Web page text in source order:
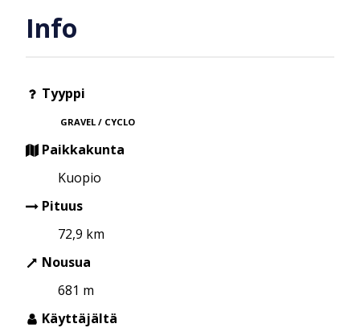
Info
Tyyppi
GRAVEL / CYCLO
Paikkakunta
Kuopio
Pituus
72,9 km
Nousua
681 m
Käyttäjältä